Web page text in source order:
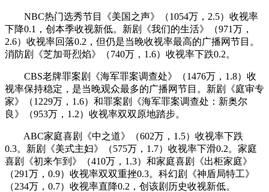
NBC热门选秀节目《美国之声》（1054万，2.5）收视率
下降0.1，创本季收视新低。新剧《我们的生活》（971万，
2.6）收视率回落0.2，但仍是当晚收视率最高的广播网节目。
消防剧《芝加哥烈焰》（740万，1.6）收视率下跌0.2。
CBS老牌罪案剧《海军罪案调查处》（1476万，1.8）收
视率保持稳定，是当晚观众最多的广播网节目。新剧《庭审专
家》（1229万，1.6）和罪案剧《海军罪案调查处：新奥尔
良》（953万，1.2）收视率双双原地踏步。
ABC家庭喜剧《中之道》（602万，1.5）收视率下跌
0.3。新剧《美式主妇》（575万，1.7）收视率下滑0.2。家庭
喜剧《初来乍到》（410万，1.3）和家庭喜剧《出柜家庭》
（291万，0.9）收视率双双重挫0.3。科幻剧《神盾局特工》
（234万，0.7）收视率直降0.2，创该剧历史收视新低。